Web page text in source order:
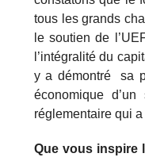
tous les grands
le soutien de
l’intégralité du
y a démontré sa
économique
réglementaire qui
Que vous inspire